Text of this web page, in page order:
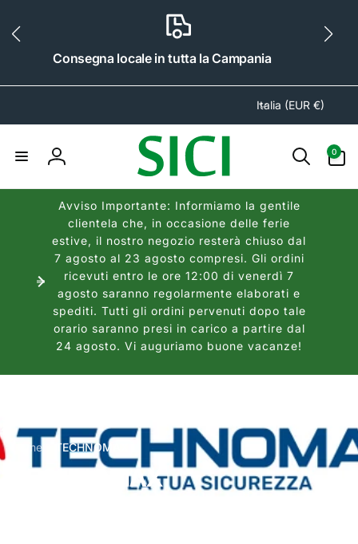
contenuti
Consegna locale in tutta la Campania
A
e
a
g
e
o
g
r
i
a
Italia (EUR €)
Accedi
0
articoli
Avviso Importante: Informiamo la gentile
clientela che, in occasione delle ferie
estive, il nostro negozio resterà chiuso dal
7 agosto al 23 agosto compresi. Gli ordini
ricevuti entro le ore 12:00 di venerdì 7
agosto saranno regolarmente elaborati e
spediti. Tutti gli ordini pervenuti dopo tale
orario saranno presi in carico a partire dal
24 agosto. Vi auguriamo buone vacanze!
Home TECHNOMAX
TECHNOMAX